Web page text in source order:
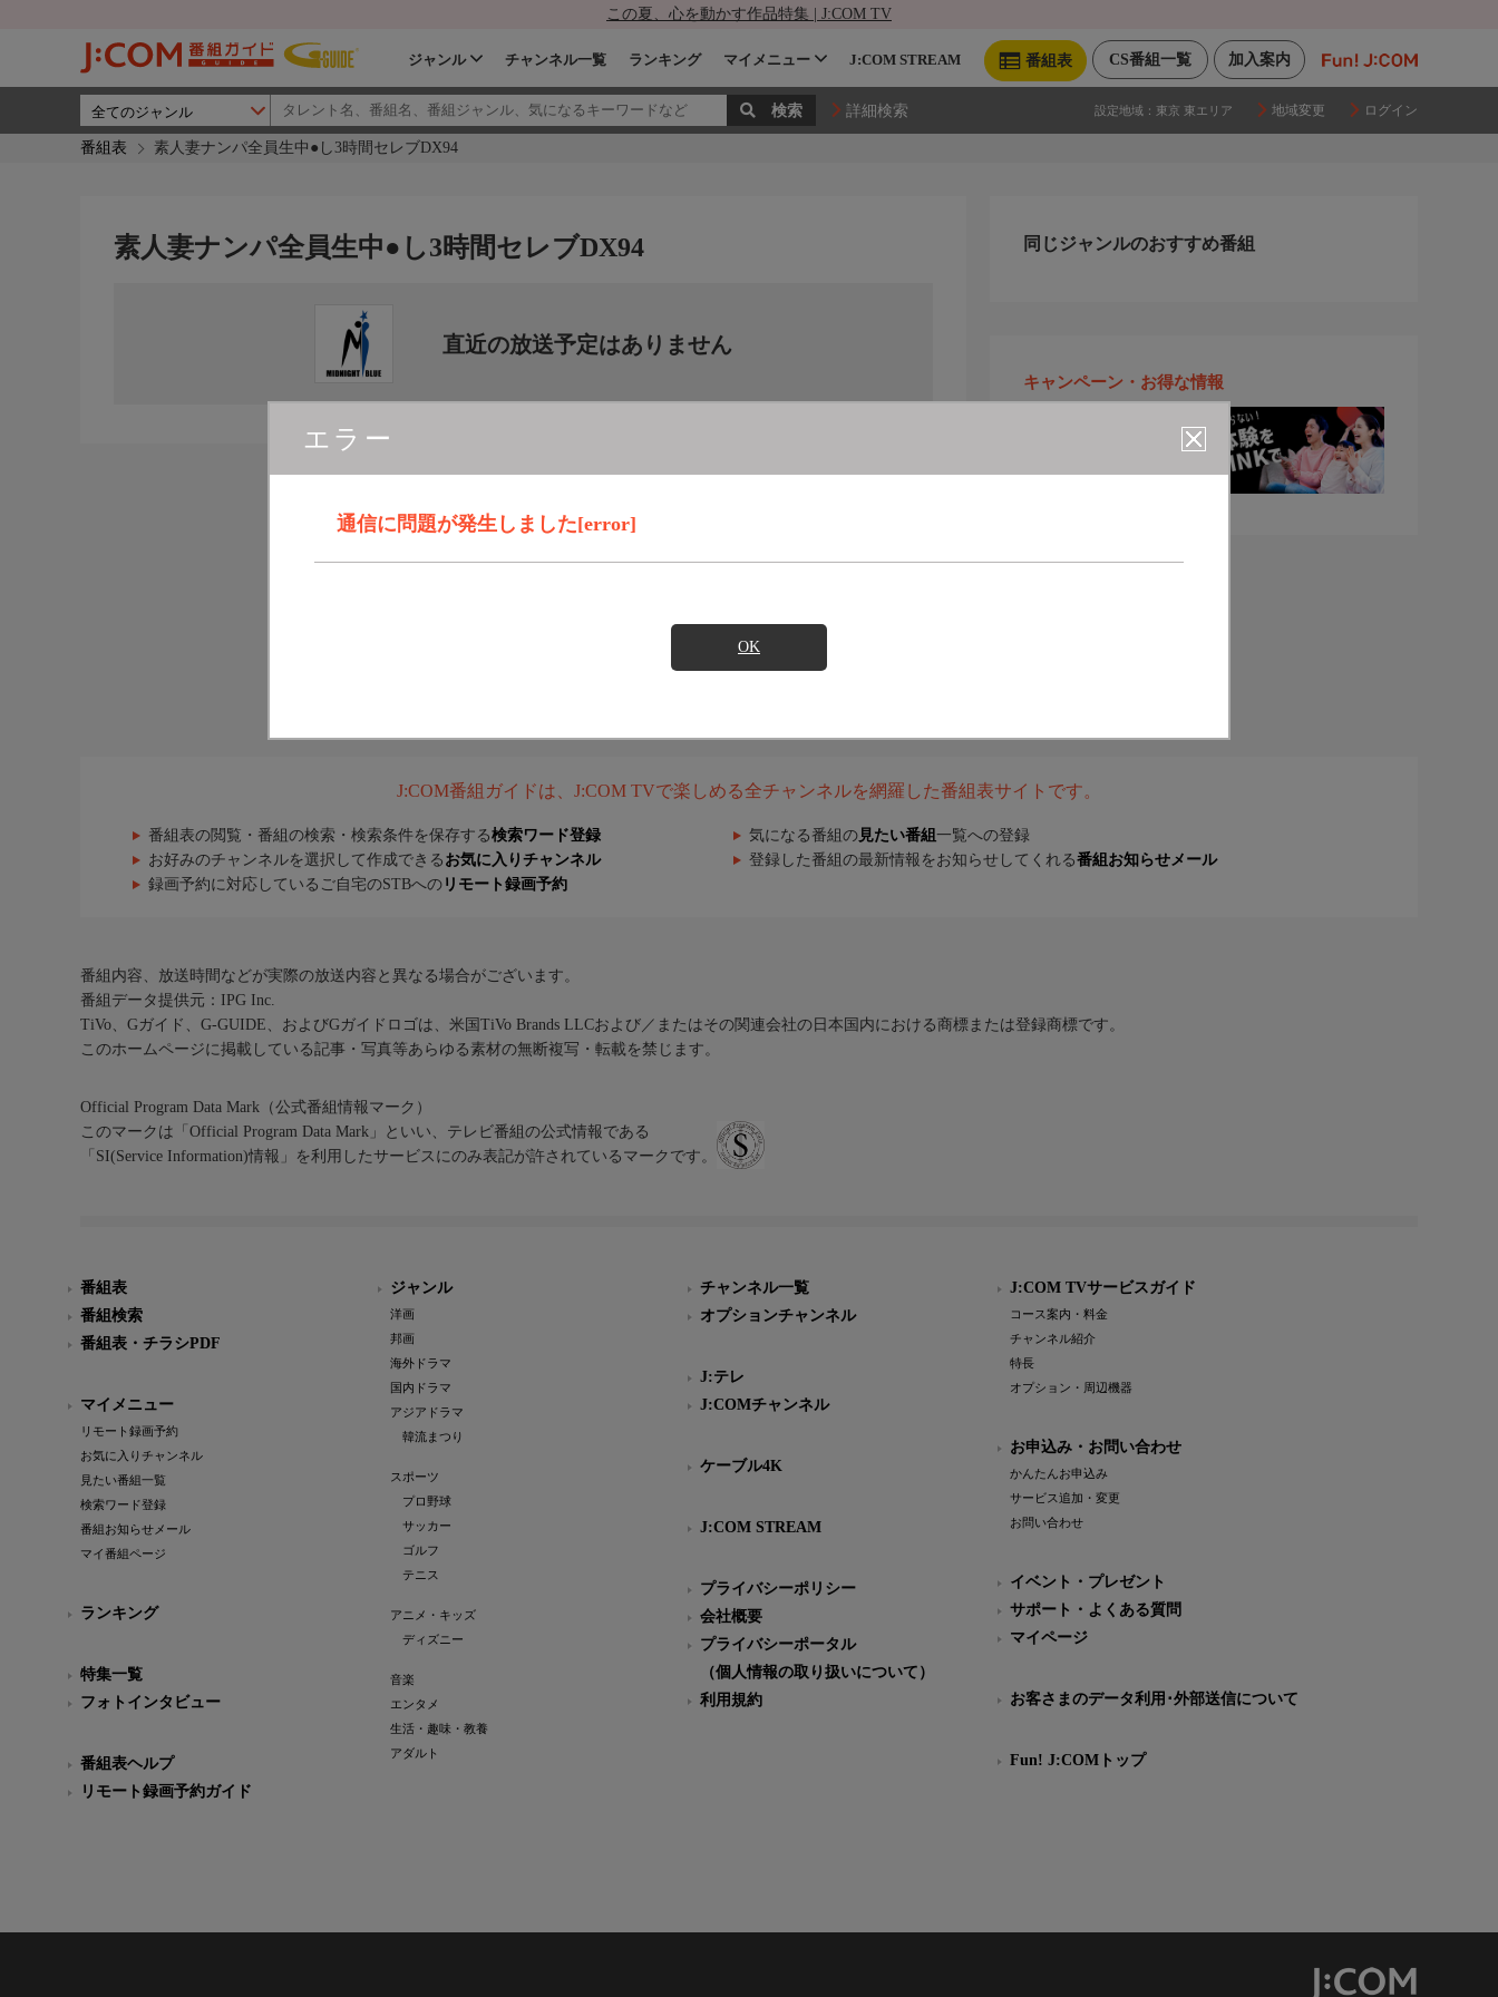
この夏、心を動かす作品特集 | J:COM TV
加入案内
CS番組一覧
番組表
ジャンル チャンネル一覧 ランキング マイメニュー J:COM STREAM
詳細検索 設定地域： 東京 東エリア 地域変更 ログイン
番組表 素人妻ナンパ全員生中●し3時間セレブDX94
エラー
通信に問題が発生しました[error]
OK
素人妻ナンパ全員生中●し3時間セレブDX94
直近の放送予定はありません
同じジャンルのおすすめ番組
キャンペーン・お得な情報
J:COM番組ガイドは、J:COM TVで楽しめる全チャンネルを網羅した番組表サイトです。
番組表の閲覧・番組の検索・検索条件を保存する検索ワード登録 気になる番組の 見たい番組 一覧への登録
お好みのチャンネルを選択して作成できる お気に入りチャンネル 登録した番組の最新情報をお知らせしてくれる番組お知らせメール
録画予約に対応しているご自宅のSTBへの リモート録画予約
番組内容、放送時間などが実際の放送内容と異なる場合がございます。
番組データ提供元：IPG Inc.
TiVo、Gガイド、G-GUIDE、およびGガイドロゴは、米国TiVo Brands LLCおよび／またはその関連会社の日本国内における商標または登録商標です。
このホームページに掲載している記事・写真等あらゆる素材の無断複写・転載を禁じます。
Official Program Data Mark（公式番組情報マーク）
このマークは「Official Program Data Mark」といい、テレビ番組の公式情報である
「SI(Service Information)情報」を利用したサービスにのみ表記が許されているマークです。
番組表
番組検索
番組表・チラシPDF
マイメニュー
リモート録画予約
お気に入りチャンネル
見たい番組一覧
検索ワード登録
番組お知らせメール
マイ番組ページ
ランキング
特集一覧
フォトインタビュー
番組表ヘルプ
リモート録画予約ガイド
ジャンル
洋画
邦画
海外ドラマ
国内ドラマ
アジアドラマ
韓流まつり
スポーツ
プロ野球
サッカー
ゴルフ
テニス
アニメ・キッズ
ディズニー
音楽
エンタメ
生活・趣味・教養
アダルト
チャンネル一覧
オプションチャンネル
J:テレ
J:COMチャンネル
ケーブル4K
J:COM STREAM
プライバシーポリシー
会社概要
プライバシーポータル
（個人情報の取り扱いについて）
利用規約
J:COM TVサービスガイド
コース案内・料金
チャンネル紹介
特長
オプション・周辺機器
お申込み・お問い合わせ
かんたんお申込み
サービス追加・変更
お問い合わせ
イベント・プレゼント
サポート・よくある質問
マイページ
お客さまのデータ利用･外部送信について
Fun! J:COMトップ